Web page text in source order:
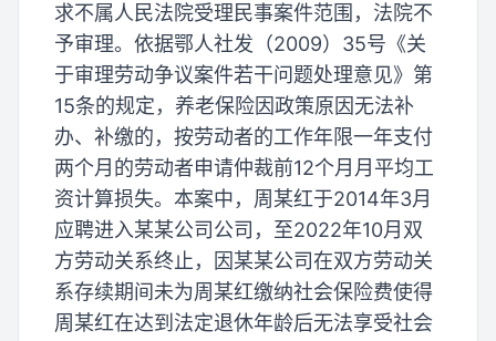
求不属人民法院受理民事案件范围，法院不
予审理。依据鄂人社发（2009）35号《关
于审理劳动争议案件若干问题处理意见》第
15条的规定，养老保险因政策原因无法补
办、补缴的，按劳动者的工作年限一年支付
两个月的劳动者申请仲裁前12个月月平均工
资计算损失。本案中，周某红于2014年3月
应聘进入某某公司公司，至2022年10月双
方劳动关系终止，因某某公司在双方劳动关
系存续期间未为周某红缴纳社会保险费使得
周某红在达到法定退休年龄后无法享受社会